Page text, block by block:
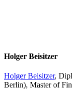
Holger Beisitzer
Holger Beisitzer,
Berlin), Master of